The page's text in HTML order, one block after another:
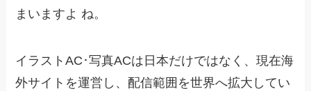
まいますよ ね。
イラストAC･写真ACは日本だけではなく、現在海
外サイトを運営し、配信範囲を世界へ拡大してい